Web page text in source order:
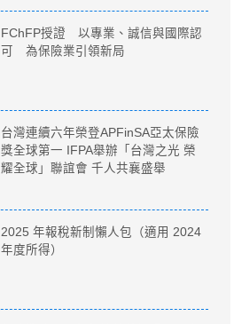
FChFP授證 以專業、誠信與國際認
可 為保險業引領新局
台灣連續六年榮登APFinSA亞太保險
獎全球第一 IFPA舉辦「台灣之光 榮
耀全球」聯誼會 千人共襄盛舉
2025 年報稅新制懶人包（適用 2024
年度所得）